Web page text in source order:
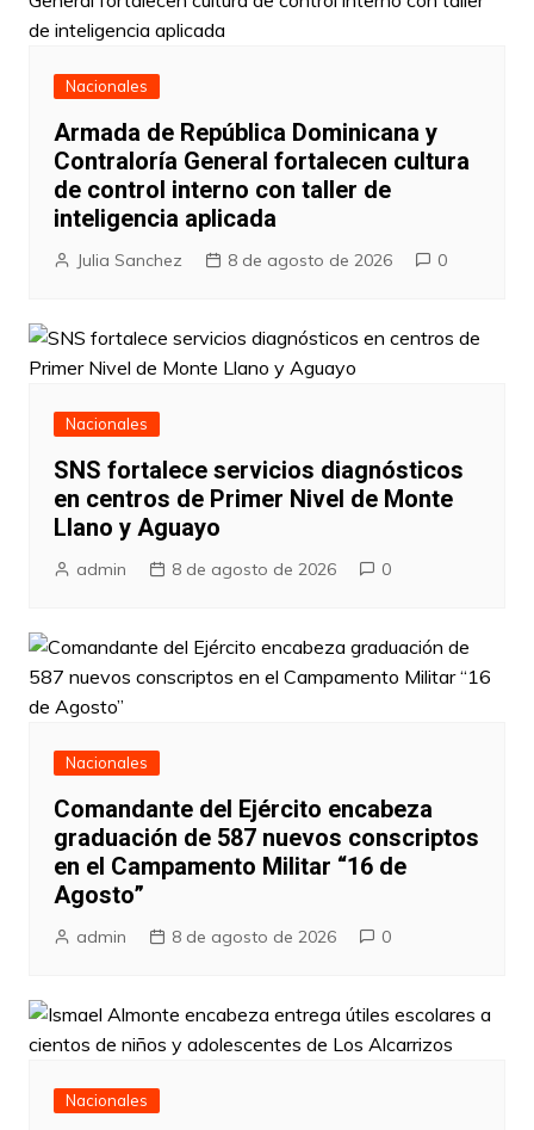
Nacionales
Armada de República Dominicana y
Contraloría General fortalecen cultura
de control interno con taller de
inteligencia aplicada
Julia Sanchez 8 de agosto de 2026 0
Nacionales
SNS fortalece servicios diagnósticos
en centros de Primer Nivel de Monte
Llano y Aguayo
admin 8 de agosto de 2026 0
Nacionales
Comandante del Ejército encabeza
graduación de 587 nuevos conscriptos
en el Campamento Militar “16 de
Agosto”
admin 8 de agosto de 2026 0
Nacionales